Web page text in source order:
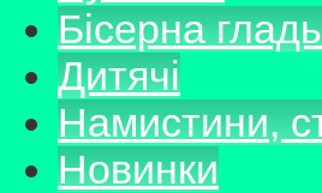
Бісерна гладь
Дитячі
Намистини,
Новинки